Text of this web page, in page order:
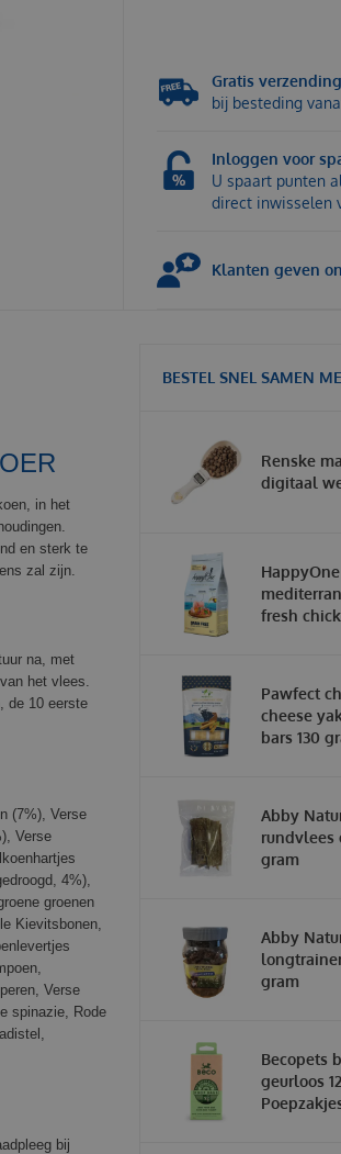
Gratis verzending
bij besteding
Inloggen voor
U spaart punten
direct inwisselen
Klanten geven
in het
en sterk te
zal zijn.
na, met
het vlees.
de 10 eerste
(7%), Verse
Verse
4%),
groenen
Kievitsbonen,
Verse
spinazie, Rode
bij
BESTEL SNEL SAMEN
Renske
digitaal
HappyOne
fresh
Pawfect
cheese
bars 130
Abby
rundvlees
gram
Abby
gram
Becopets
geurloos